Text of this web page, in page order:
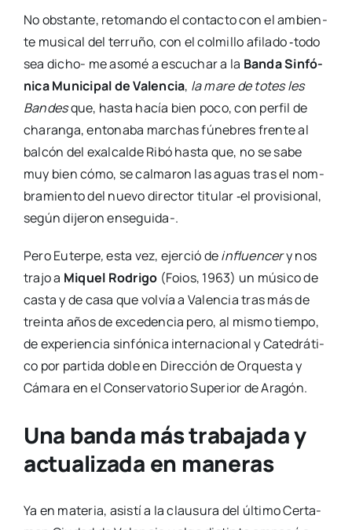
No obs­tan­te, reto­man­do el con­tac­to con el ambien­
te musi­cal del terru­ño, con el col­mi­llo afi­la­do ‑todo
sea dicho- me aso­mé a escu­char a la Ban­da Sin­fó­
ni­ca Muni­ci­palde Valen­cia, la mare de totes les
Ban­desque, has­ta hacía bien poco, con per­fil de
cha­ran­ga, ento­na­ba mar­chas fúne­bres fren­te al
bal­cón del exal­cal­de Ribó has­ta que, no se sabe
muy bien cómo, se cal­ma­ron las aguas tras el nom­
bra­mien­to del nue­vo direc­tor titu­lar ‑el pro­vi­sio­nal,
según dije­ron ense­­gui­­da-.
Pero Euter­pe,esta vez, ejer­ció deinfluen­cery nos
tra­jo a Miquel Rodri­go (Foios, 1963) un músi­co de
cas­ta y de casa que vol­vía a Valen­cia tras más de
trein­ta años de exce­den­cia pero, al mis­mo tiem­po,
de expe­rien­cia sin­fó­ni­ca inter­na­cio­nal y Cate­drá­ti­
co por par­ti­da doble en Direc­ción de Orques­ta y
Cáma­ra en el Con­ser­va­to­rio Supe­rior de Ara­gón.
Una banda más trabajada y
actualizada en maneras
Ya en mate­ria, asis­tí a la clau­su­ra del últi­mo Cer­ta­